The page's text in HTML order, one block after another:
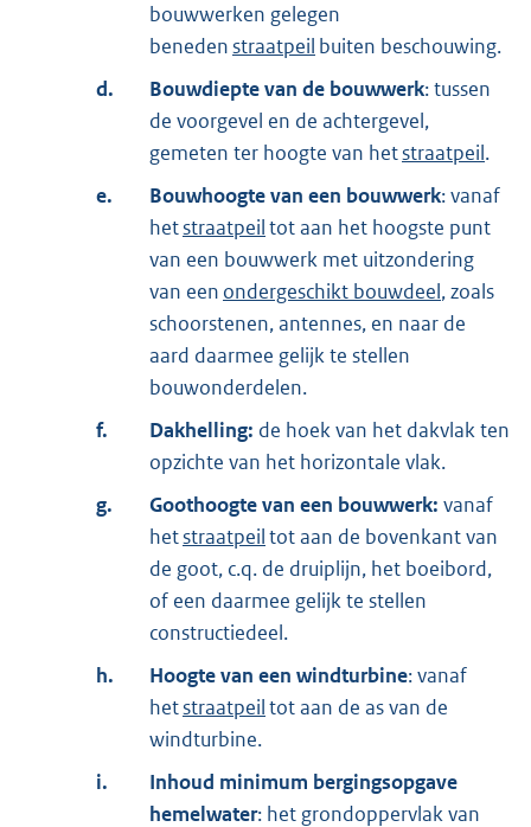
bouwwerken gelegen
benedenstraatpeil buiten beschouwing.
d.
Bouwdiepte van de bouwwerk: tussen
de voorgevel en de achtergevel,
gemeten ter hoogte van hetstraatpeil.
e.
Bouwhoogte van een bouwwerk: vanaf
hetstraatpeiltot aan het hoogste punt
van een bouwwerk met uitzondering
van een ondergeschikt bouwdeel, zoals
schoorstenen, antennes, en naar de
aard daarmee gelijk te stellen
bouwonderdelen.
f.
Dakhelling: de hoek van het dakvlak ten
opzichte van het horizontale vlak.
g.
Goothoogte van een bouwwerk: vanaf
hetstraatpeiltot aan de bovenkant van
de goot, c.q. de druiplijn, het boeibord,
of een daarmee gelijk te stellen
constructiedeel.
h.
Hoogte van een windturbine: vanaf
hetstraatpeiltot aan de as van de
windturbine.
i.
Inhoud minimum bergingsopgave
hemelwater: het grondoppervlak van